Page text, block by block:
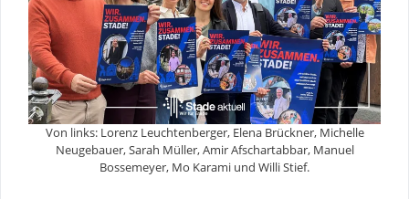
Von links: Lorenz Leuchtenberger, Elena Brückner, Michelle
Neugebauer, Sarah Müller, Amir Afschartabbar, Manuel
Bossemeyer, Mo Karami und Willi Stief.